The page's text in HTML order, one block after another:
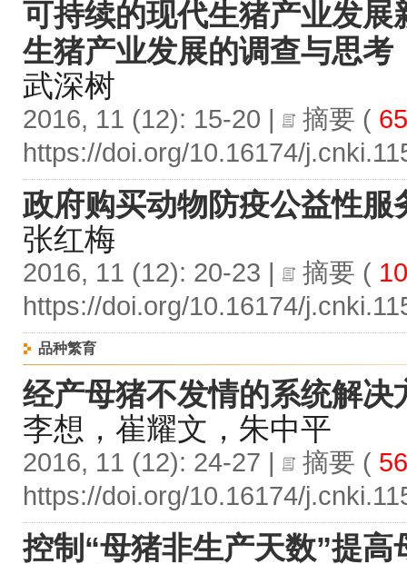
可持续的现代生猪产业发
生猪产业发展的调查与思考
武深树
2016, 11 (12): 15-20 | 摘要 (
https://doi.org/10.16174/
政府购买动物防疫公益性
张红梅
2016, 11 (12): 20-23 | 摘要 (
https://doi.org/10.16174/
品种繁育
经产母猪不发情的系统解决
李想，崔耀文，朱中平
2016, 11 (12): 24-27 | 摘要 (
https://doi.org/10.16174/
控制“母猪非生产天数”提高